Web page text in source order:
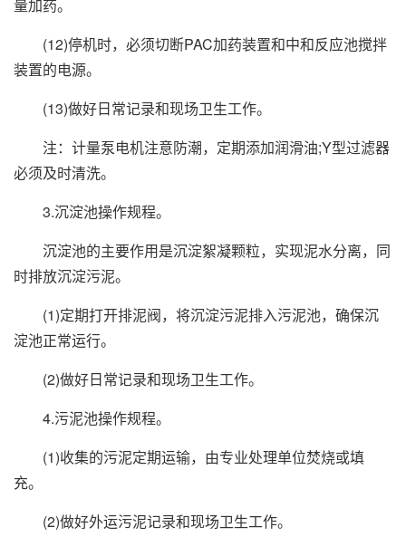
量加药。
(12)停机时，必须切断PAC加药装置和中和反应池搅拌
装置的电源。
(13)做好日常记录和现场卫生工作。
注：计量泵电机注意防潮，定期添加润滑油;Y型过滤器
必须及时清洗。
3.沉淀池操作规程。
沉淀池的主要作用是沉淀絮凝颗粒，实现泥水分离，同
时排放沉淀污泥。
(1)定期打开排泥阀，将沉淀污泥排入污泥池，确保沉
淀池正常运行。
(2)做好日常记录和现场卫生工作。
4.污泥池操作规程。
(1)收集的污泥定期运输，由专业处理单位焚烧或填
充。
(2)做好外运污泥记录和现场卫生工作。